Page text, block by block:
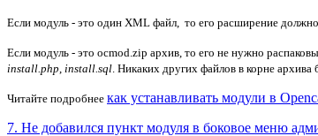
Если модуль - это один XML файл, то его расширение
Если модуль - это ocmod.zip архив, то его не нужно
install.php install.sql . Никаких других файлов в корне архива
Читайте подробнее как устанавливать модули в
7. Не добавился пункт модуля в боковое меню